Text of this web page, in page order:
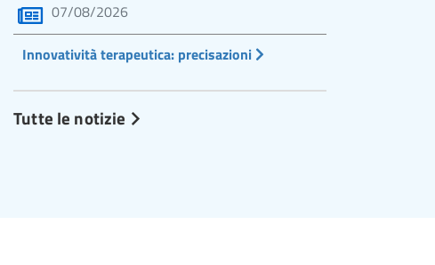
07/08/2026
Innovatività terapeutica: precisazioni
Tutte le notizie